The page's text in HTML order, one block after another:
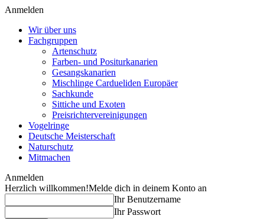
Anmelden
Wir über uns
Fachgruppen
Artenschutz
Farben- und Positurkanarien
Gesangskanarien
Mischlinge Cardueliden Europäer
Sachkunde
Sittiche und Exoten
Preisrichtervereinigungen
Vogelringe
Deutsche Meisterschaft
Naturschutz
Mitmachen
Anmelden
Herzlich willkommen!Melde dich in deinem Konto an
Ihr Benutzername
Ihr Passwort